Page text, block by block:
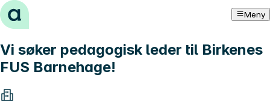
Hopp til innhold Meny
Vi søker pedagogisk leder til Birkenes
FUS Barnehage!